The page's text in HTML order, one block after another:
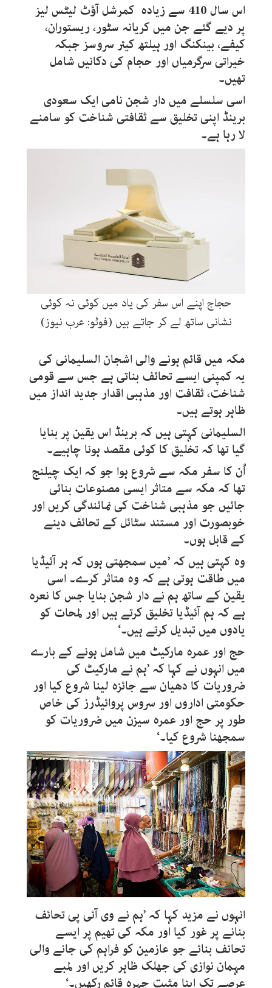
اس سال 410 سے زیادہ کمرشل آؤٹ لیٹس لیز
پر دیے گئے جن میں کریانہ سٹور، ریستوران،
کیفے، بینکنگ اور ہیلتھ کیئر سروسز جبکہ
خیراتی سرگرمیاں اور حجام کی دکانیں شامل
تھیں۔
اسی سلسلے میں دار شجن نامی ایک سعودی
برینڈ اپنی تخلیق سے ثقافتی شناخت کو سامنے
لا رہا ہے۔
حجاج اپنے اس سفر کی یاد میں کوئی نہ کوئی
نشانی ساتھ لے کر جاتے ہیں (فوٹو: عرب نیوز)
مکہ میں قائم ہونے والی اشجان السلیمانی کی
یہ کمپنی ایسے تحائف بناتی ہے جس سے قومی
شناخت، ثقافت اور مذہبی اقدار جدید انداز میں
ظاہر ہوتے ہیں۔
السلیمانی کہتی ہیں کہ برینڈ اس یقین پر بنایا
گیا تھا کہ تخلیق کا کوئی مقصد ہونا چاہیے۔
اُن کا سفر مکہ سے شروع ہوا جو کہ ایک چیلنج
تھا کہ مکہ سے متاثر ایسی مصنوعات بنائی
جائیں جو مذہبی شناخت کی نمائندگی کریں اور
خوبصورت اور مستند سٹائل کے تحائف دینے
کے قابل ہوں۔
وہ کہتی ہیں کہ ’میں سمجھتی ہوں کہ ہر آئیڈیا
میں طاقت ہوتی ہے کہ وہ متاثر کرے۔ اسی
یقین کے ساتھ ہم نے دار شجن بنایا جس کا نعرہ
ہے کہ ہم آئیڈیا تخلیق کرتے ہیں اور لمحات کو
یادوں میں تبدیل کرتے ہیں۔‘
حج اور عمرہ مارکیٹ میں شامل ہونے کے بارے
میں انہوں نے کہا کہ ’ہم نے مارکیٹ کی
ضروریات کا دھیان سے جائزہ لینا شروع کیا اور
حکومتی اداروں اور سروس پروائیڈرز کی خاص
طور پر حج اور عمرہ سیزن میں ضروریات کو
سمجھنا شروع کیا۔‘
انہوں نے مزید کہا کہ ’ہم نے وی آئی پی تحائف
بنانے پر غور کیا اور مکہ کی تھیم پر ایسے
تحائف بنائے جو عازمین کو فراہم کی جانے والی
مہمان نوازی کی جھلک ظاہر کریں اور لمبے
عرصے تک اپنا مثبت چہرہ قائم رکھیں۔‘